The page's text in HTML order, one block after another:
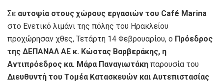
Σε αυτοψία στους χώρους εργασιών του Café Marina
στο Ενετικό λιμάνι της πόλης του Ηρακλείου
προχώρησαν χθες, Τετάρτη 14 Φεβρουαρίου, ο Πρόεδρος
της ΔΕΠΑΝΑΛ ΑΕ κ. Κώστας Βαρβεράκης, η
Αντιπρόεδρος κα. Μάρα Παναγιωτάκη παρουσία του
Διευθυντή του Τομέα Κατασκευών και Αυτεπιστασίας